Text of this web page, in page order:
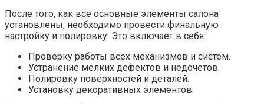
После того, как все основные элементы салона
установлены, необходимо провести финальную
настройку и полировку. Это включает в себя:
Проверку работы всех механизмов и систем.
Устранение мелких дефектов и недочетов.
Полировку поверхностей и деталей.
Установку декоративных элементов.